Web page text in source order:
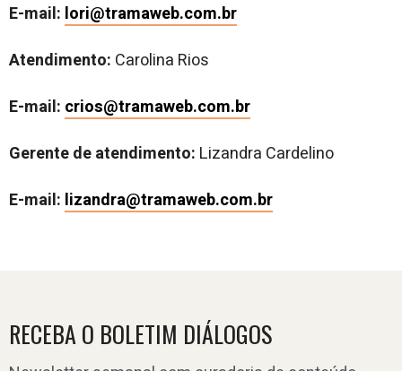
E-mail: lori@tramaweb.com.br
Atendimento: Carolina Rios
E-mail: crios@tramaweb.com.br
Gerente de atendimento: Lizandra Cardelino
E-mail: lizandra@tramaweb.com.br
RECEBA O BOLETIM DIÁLOGOS